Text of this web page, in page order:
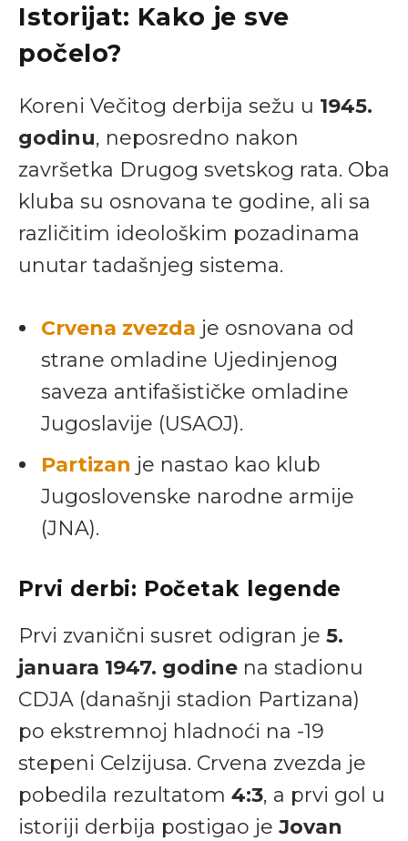
Istorijat: Kako je sve
počelo?
Koreni Večitog derbija sežu u 1945.
godinu, neposredno nakon
završetka Drugog svetskog rata. Oba
kluba su osnovana te godine, ali sa
različitim ideološkim pozadinama
unutar tadašnjeg sistema.
Crvena zvezda je osnovana od
strane omladine Ujedinjenog
saveza antifašističke omladine
Jugoslavije (USAOJ).
Partizan je nastao kao klub
Jugoslovenske narodne armije
(JNA).
Prvi derbi: Početak legende
Prvi zvanični susret odigran je 5.
januara 1947. godine na stadionu
CDJA (današnji stadion Partizana)
po ekstremnoj hladnoći na -19
stepeni Celzijusa. Crvena zvezda je
pobedila rezultatom 4:3, a prvi gol u
istoriji derbija postigao je Jovan